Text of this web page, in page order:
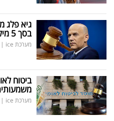
גיא פלג
בסך 5 מיליון שקל
מערכת ice |
ביטוח
מערכת ice |